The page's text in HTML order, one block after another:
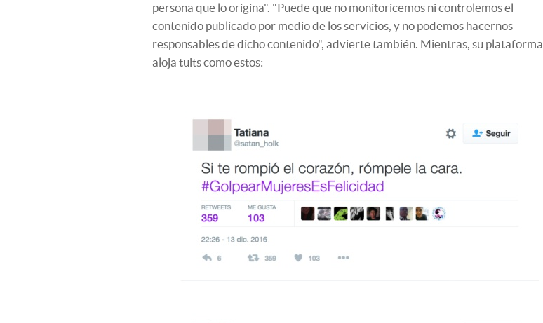
persona que lo origina". "Puede que no monitoricemos ni controlemos el
contenido publicado por medio de los servicios, y no podemos hacernos
responsables de dicho contenido", advierte también. Mientras, su plataforma
aloja tuits como estos: